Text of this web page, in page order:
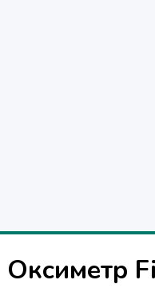
Оксиметр